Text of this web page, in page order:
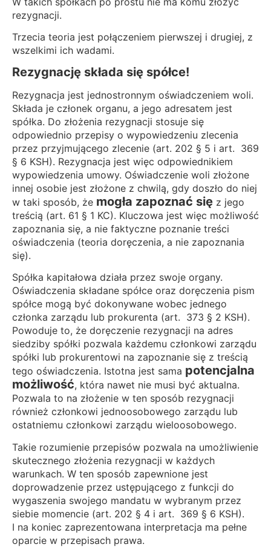
rezygnacji.
Trzecia teoria jest połączeniem pierwszej i drugiej, z
wszelkimi ich wadami.
Rezygnację składa się spółce!
Rezygnacja jest jednostronnym oświadczeniem woli.
Składa je członek organu, a jego adresatem jest
spółka. Do złożenia rezygnacji stosuje się
odpowiednio przepisy o wypowiedzeniu zlecenia
przez przyjmującego zlecenie (art. 202 § 5 i art. 369
§ 6 KSH). Rezygnacja jest więc odpowiednikiem
wypowiedzenia umowy. Oświadczenie woli złożone
innej osobie jest złożone z chwilą, gdy doszło do niej
w taki sposób, że mogła zapoznać się z jego
treścią (art. 61 § 1 KC). Kluczowa jest więc możliwość
zapoznania się, a nie faktyczne poznanie treści
oświadczenia (teoria doręczenia, a nie zapoznania
się).
Spółka kapitałowa działa przez swoje organy.
Oświadczenia składane spółce oraz doręczenia pism
spółce mogą być dokonywane wobec jednego
członka zarządu lub prokurenta (art. 373 § 2 KSH).
Powoduje to, że doręczenie rezygnacji na adres
siedziby spółki pozwala każdemu członkowi zarządu
spółki lub prokurentowi na zapoznanie się z treścią
tego oświadczenia. Istotna jest sama potencjalna
możliwość, która nawet nie musi być aktualna.
Pozwala to na złożenie w ten sposób rezygnacji
również członkowi jednoosobowego zarządu lub
ostatniemu członkowi zarządu wieloosobowego.
Takie rozumienie przepisów pozwala na umożliwienie
skutecznego złożenia rezygnacji w każdych
warunkach. W ten sposób zapewnione jest
doprowadzenie przez ustępującego z funkcji do
wygaszenia swojego mandatu w wybranym przez
siebie momencie (art. 202 § 4 i art. 369 § 6 KSH).
I na koniec zaprezentowana interpretacja ma pełne
oparcie w przepisach prawa.